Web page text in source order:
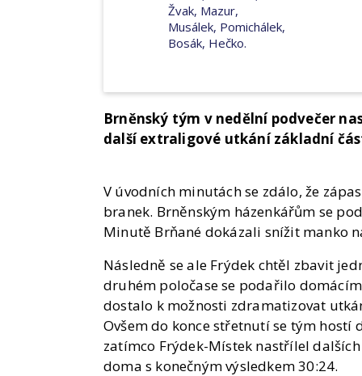
Žvak, Mazur,
Musálek, Pomichálek,
Bosák, Hečko.
Brněnský tým v nedělní podvečer
další extraligové utkání základní
V úvodních minutách se zdálo, že
branek. Brněnským házenkářům se
Minutě Brňané dokázali snížit manko
Následně se ale Frýdek chtěl zbavit
druhém poločase se podařilo
dostalo k možnosti zdramatizovat
Ovšem do konce střetnutí se tým
zatímco Frýdek-Místek nastřílel
doma s konečným výsledkem 30:24.